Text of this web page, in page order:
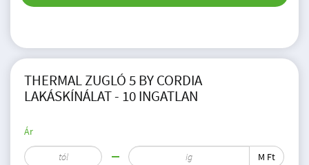
THERMAL ZUGLÓ 5 BY CORDIA
LAKÁSKÍNÁLAT - 10 INGATLAN
Ár
M Ft